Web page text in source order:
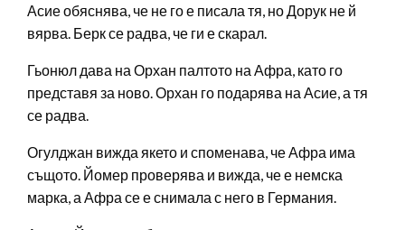
Асие обяснява, че не го е писала тя, но Дорук не й
вярва. Берк се радва, че ги е скарал.
Гьонюл дава на Орхан палтото на Афра, като го
представя за ново. Орхан го подарява на Асие, а тя
се радва.
Огулджан вижда якето и споменава, че Афра има
същото. Йомер проверява и вижда, че е немска
марка, а Афра се е снимала с него в Германия.